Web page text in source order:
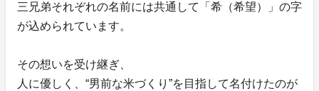
三兄弟それぞれの名前には共通して「希（希望）」の字
が込められています。
その想いを受け継ぎ、
人に優しく、“男前な米づくり”を目指して名付けたのが